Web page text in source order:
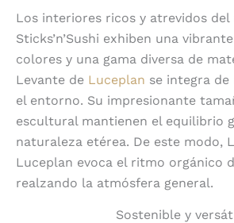
Los interiores ricos y atrevidos
Sticks’n’Sushi exhiben una
colores y una gama diversa de
Levante de Luceplan se integra
el entorno. Su impresionante
escultural mantienen el equilibrio
naturaleza etérea. De este modo,
Luceplan evoca el ritmo orgánico
realzando la atmósfera general.
Sostenible y